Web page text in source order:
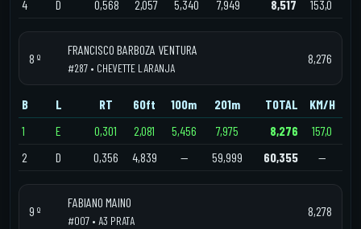
4
D 0,568 2,057 5,340 7,949 8,517 153,0
8 º
FRANCISCO BARBOZA VENTURA
#287 • CHEVETTE LARANJA
8,276
B L RT 60ft 100m 201m TOTAL
KM/H
1
E 0,301 2,081 5,456 7,975 8,276
157,0
2
D 0,356 4,839 — 59,999 60,355 —
9 º
FABIANO MAINO
#007 • A3 PRATA
8,278